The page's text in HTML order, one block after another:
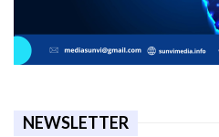
NEWSLETTER